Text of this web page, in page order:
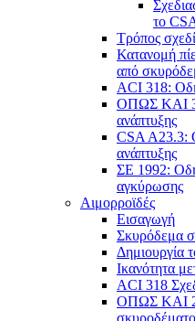
το
Τρόπος
Κατανομή
από
ACI 318:
ΟΠΩΣ ΚΑΙ
ανάπτυξης
CSA A23.3:
ανάπτυξης
ΣΕ 1992:
αγκύρωσης
Αιμορροϊδές
Εισαγωγή
Σκυρόδεμα
Δημιουργία
Ικανότητα
ACI 318
ΟΠΩΣ ΚΑΙ